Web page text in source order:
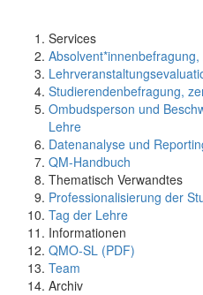
Services
Studierendenbefragung,
Ombudsperson und
Lehre
Datenanalyse und
QM-Handbuch
Thematisch Verwandtes
Professionalisierung der
Tag der Lehre
Informationen
QMO-SL (PDF)
Team
Archiv